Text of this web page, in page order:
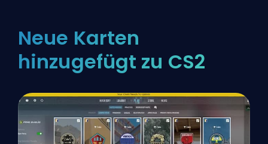
Neue Karten
hinzugefügt zu CS2